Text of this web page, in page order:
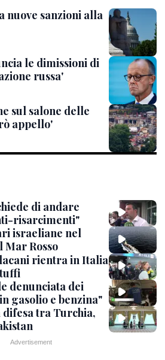
nuove sanzioni alla
le dimissioni di
russa'
sul salone delle
appello'
di andare
risarcimenti"
israeliane nel
Rosso
rientra in Italia
denunciata dei
gasolio e benzina"
tra Turchia,